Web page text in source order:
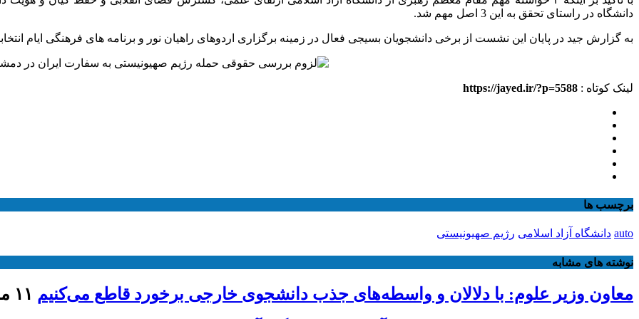
دانشگاه در راستای تحقق به این 3 اصل مهم شد.
به گزارش جید در پایان این نشست از برخی دانشجویان بسیجی فعال در زمینه برگزاری اردوهای راهیان نور و برنامه های فرهنگی ایام انتخابات 1402 قدردانی به عمل
لینک کوتاه : https://jayed.ir/?p=5588
برچسب ها
auto دانشگاه آزاد اسلامی رژیم صهیونیستی
نوشته های مشابه
معاون وزیر علوم: با دلالان و واسطه‌های جذب دانشجوی خارجی برخورد قاطع می‌کنیم ۱۱ مرداد ۱۴۰۵ - ۱۳:۴۶